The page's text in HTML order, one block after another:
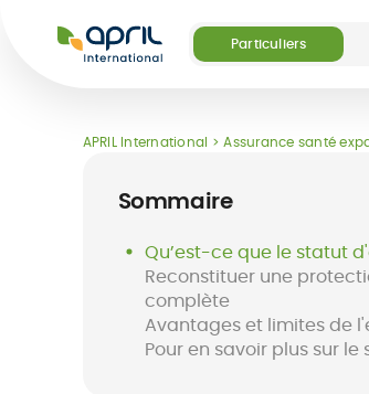
International
Particuliers
Nos offres(5)
Assurance
expatrié
Nos services
Destinations
Nos services
Application Easy
Claim
Découvrir APRIL
APRIL International Assurance santé
Sommaire
Qu’est-ce que le statut
Reconstituer une
complète
Avantages et limites de
Pour en savoir plus sur